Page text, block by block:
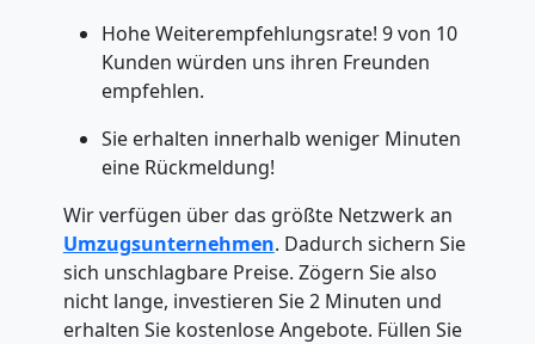
Hohe Weiterempfehlungsrate! 9 von 10
Kunden würden uns ihren Freunden
empfehlen.
Sie erhalten innerhalb weniger Minuten
eine Rückmeldung!
Wir verfügen über das größte Netzwerk an
Umzugsunternehmen. Dadurch sichern Sie
sich unschlagbare Preise. Zögern Sie also
nicht lange, investieren Sie 2 Minuten und
erhalten Sie kostenlose Angebote. Füllen Sie